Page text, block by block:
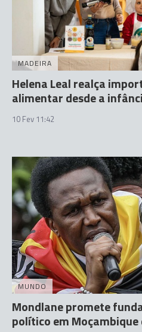
MADEIRA
Helena Leal realça
alimentar desde a
10 Fev 11:42
MUNDO
Mondlane promete
político em Moçambique